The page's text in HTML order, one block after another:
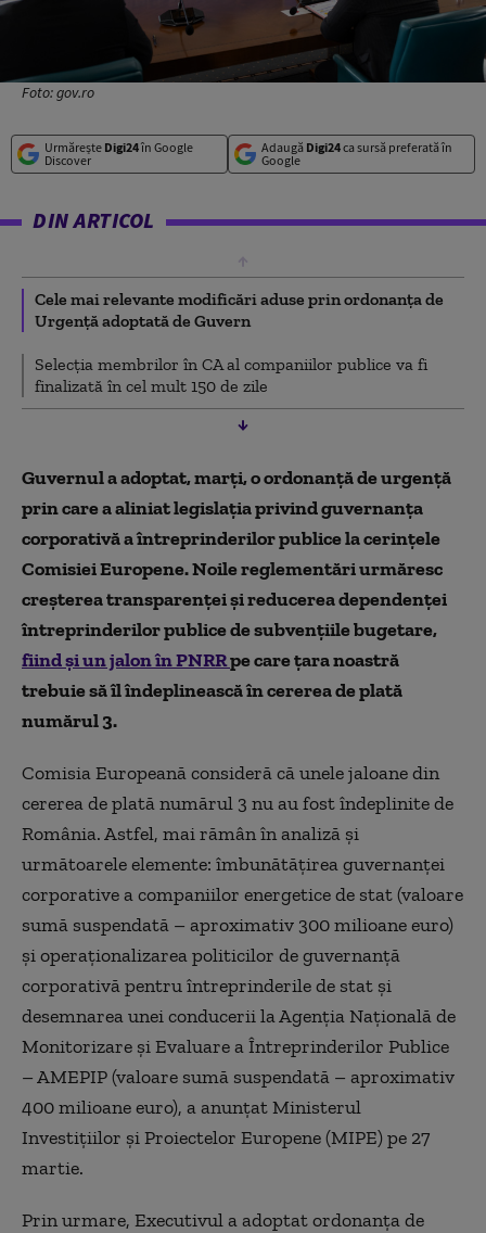
Foto: gov.ro
Urmărește Digi24în Google
Discover
Adaugă Digi24ca sursă preferată în
Google
DIN ARTICOL
Cele mai relevante modificări aduse prin ordonanța de
Urgență adoptată de Guvern
Selecția membrilor în CA al companiilor publice va fi
finalizată în cel mult 150 de zile
Guvernul a adoptat, marți, o ordonanță de urgență
prin care a aliniat legislația privind guvernanța
corporativă a întreprinderilor publice la cerințele
Comisiei Europene. Noile reglementări urmăresc
creșterea transparenței și reducerea dependenței
întreprinderilor publice de subvențiile bugetare,
fiind și un jalon în PNRRpe care țara noastră
trebuie să îl îndeplinească în cererea de plată
numărul 3.
Comisia Europeană consideră că unele jaloane din
cererea de plată numărul 3 nu au fost îndeplinite de
România. Astfel, mai rămân în analiză şi
următoarele elemente: îmbunătăţirea guvernanţei
corporative a companiilor energetice de stat (valoare
sumă suspendată – aproximativ 300 milioane euro)
şi operaţionalizarea politicilor de guvernanţă
corporativă pentru întreprinderile de stat şi
desemnarea unei conducerii la Agenţia Naţională de
Monitorizare şi Evaluare a Întreprinderilor Publice
– AMEPIP (valoare sumă suspendată – aproximativ
400 milioane euro), a anunțat Ministerul
Investiţiilor şi Proiectelor Europene (MIPE) pe 27
martie.
Prin urmare, Executivul a adoptat ordonanța de